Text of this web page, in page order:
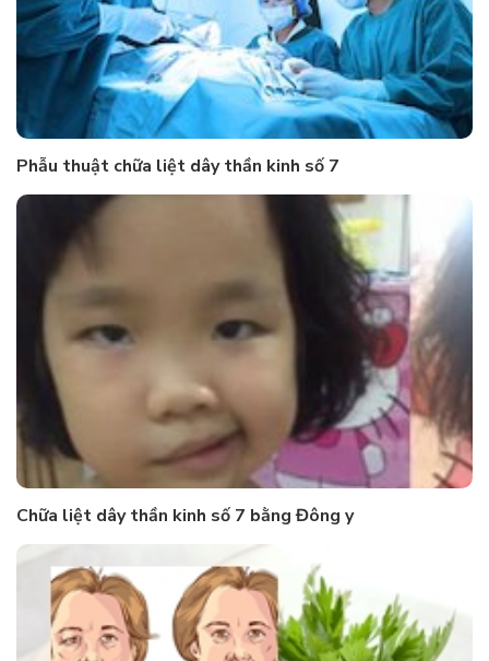
Phẫu thuật chữa liệt dây thần kinh số 7
Chữa liệt dây thần kinh số 7 bằng Đông y